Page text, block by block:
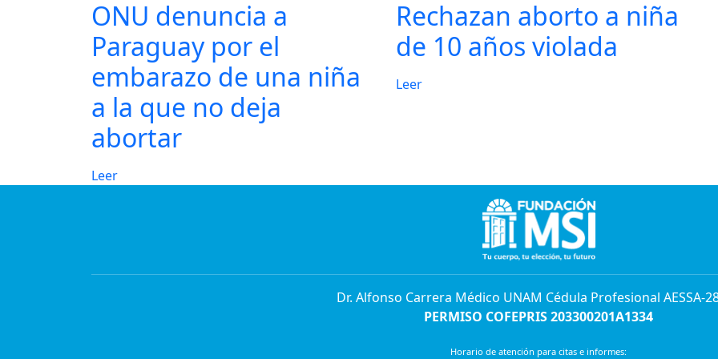
ONU denuncia a
Paraguay por el
embarazo de una niña
a la que no deja
abortar
Leer
Rechazan aborto a niña
de 10 años violada
Leer
Dr. Alfonso Carrera Médico UNAM Cédula Profesional AESSA-
PERMISO COFEPRIS 203300201A1334
Horario de atención para citas e informes: